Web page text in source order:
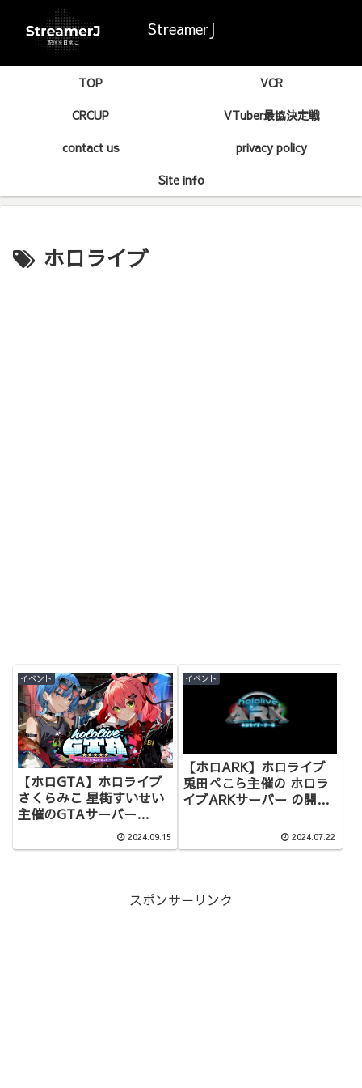
StreamerJ
TOP
VCR
CRCUP
VTuber最協決定戦
contact us
privacy policy
Site info
ホロライブ
イベント
【ホロGTA】ホロライブ
さくらみこ 星街すいせい
主催のGTAサーバー
hololiveGTA の開催が決
定！概要＆参加者まとめ
2024.09.15
イベント
【ホロARK】ホロライブ
兎田ぺこら主催の ホロラ
イブARKサーバー の開催
2024.07.22
スポンサーリンク